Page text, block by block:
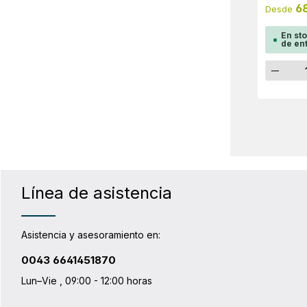
aventura.
Quick-
y
para su
abrir y
del producto: reflectores
Desde
En
de
Línea de asistencia
Asistencia y asesoramiento en:
0043 6641451870
Lun–Vie , 09:00 - 12:00 horas